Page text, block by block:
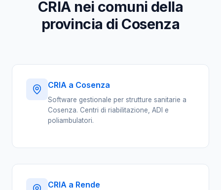
CRIA nei comuni della
provincia di Cosenza
CRIA a Cosenza
Software gestionale per strutture sanitarie a
Cosenza. Centri di riabilitazione, ADI e
poliambulatori.
CRIA a Rende